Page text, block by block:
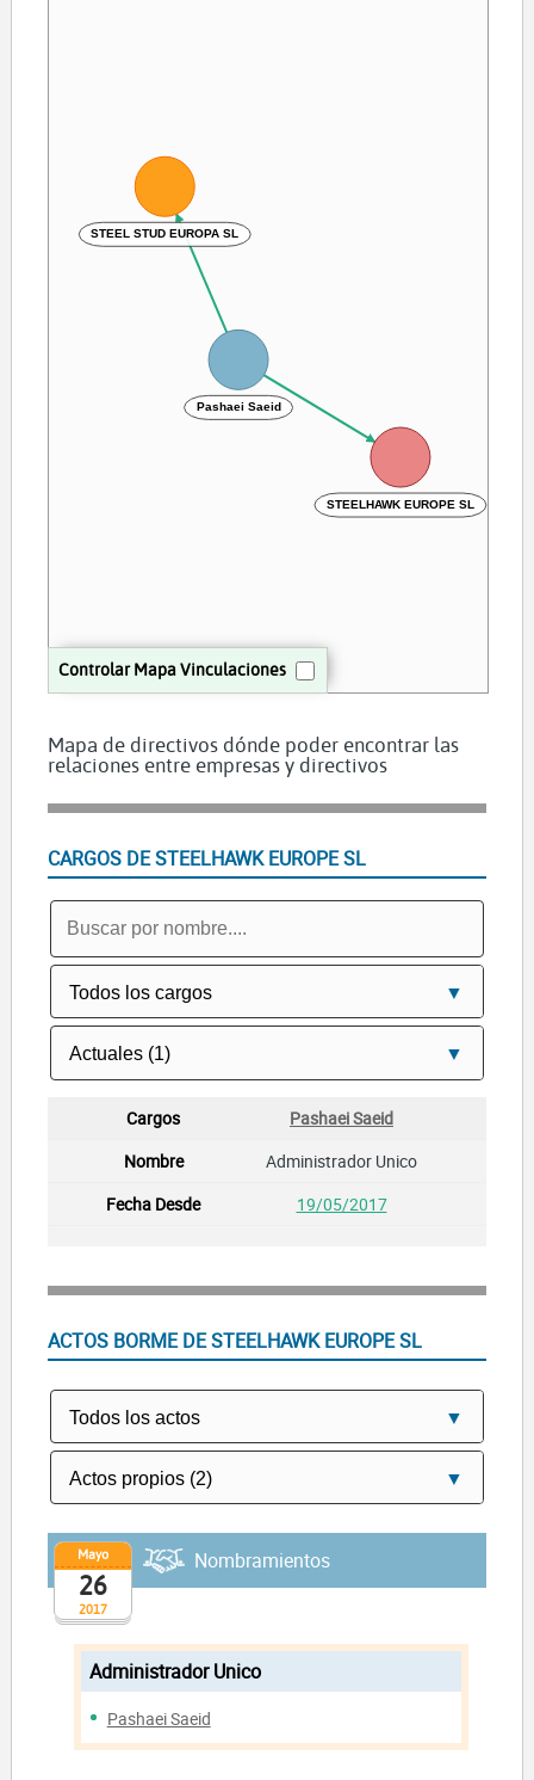
Controlar Mapa Vinculaciones
STEELHAWK EUROPE SL
Pashaei Saeid
STEEL STUD EUROPA SL
Mapa de directivos dónde poder encontrar las
relaciones entre empresas y directivos
CARGOS DE STEELHAWK EUROPE SL
Pashaei Saeid
Administrador Unico
19/05/2017
ACTOS BORME DE STEELHAWK EUROPE SL
2017
Mayo
26
Nombramientos
Administrador Unico
Pashaei Saeid